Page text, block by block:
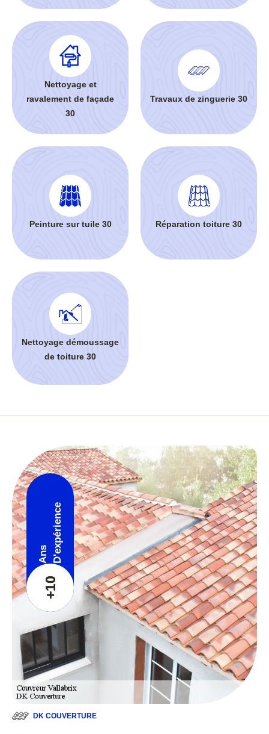
Nettoyage et
ravalement de façade
30
Travaux de zinguerie 30
Peinture sur tuile 30 Réparation toiture 30
Nettoyage démoussage
de toiture 30
+10
Ans D'expérience
DK COUVERTURE